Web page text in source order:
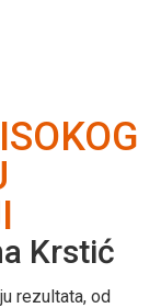
Krstić
rezultata, od